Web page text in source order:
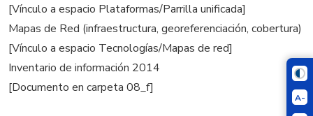
A-
[Vínculo a espacio Plataformas/Parrilla unificada]
Mapas de Red (infraestructura, georeferenciación, cobertura)
[Vínculo a espacio Tecnologías/Mapas de red]
Inventario de información 2014
[Documento en carpeta 08_f]